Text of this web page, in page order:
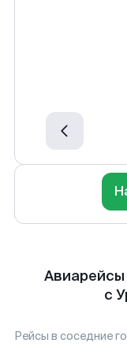
с
Рейсы в соседние